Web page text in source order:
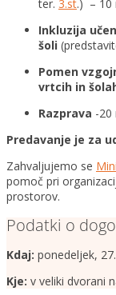
ter. 3.st.) – 10
Inkluzija
šoli
Pomen
vrtcih in
Razprava -20
Predavanje je za
Zahvaljujemo se
pomoč pri
prostorov.
Podatki o
Kdaj: ponedeljek,
Kje: v veliki dvorani